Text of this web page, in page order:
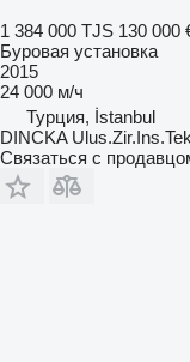
1 384 000 TJS 130 000
Буровая установка
2015
24 000 м/ч
Турция, İstanbul
DINCKA
Связаться с